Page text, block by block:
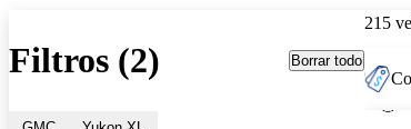
Filtros (2) Borrar todo
215